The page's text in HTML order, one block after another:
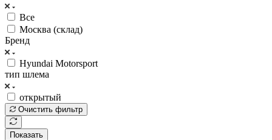
Все
Москва (склад)
Бренд
Hyundai Motorsport
тип шлема
открытый
Очистить фильтр
Показать